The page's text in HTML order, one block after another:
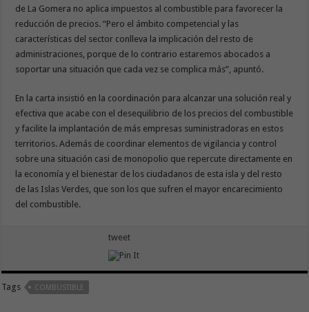
de La Gomera no aplica impuestos al combustible para favorecer la
reducción de precios. “Pero el ámbito competencial y las
características del sector conlleva la implicación del resto de
administraciones, porque de lo contrario estaremos abocados a
soportar una situación que cada vez se complica más”, apuntó.
En la carta insistió en la coordinación para alcanzar una solución real y
efectiva que acabe con el desequilibrio de los precios del combustible
y facilite la implantación de más empresas suministradoras en estos
territorios. Además de coordinar elementos de vigilancia y control
sobre una situación casi de monopolio que repercute directamente en
la economía y el bienestar de los ciudadanos de esta isla y del resto
de las Islas Verdes, que son los que sufren el mayor encarecimiento
del combustible.
tweet
Tags COMBUSTIBLE